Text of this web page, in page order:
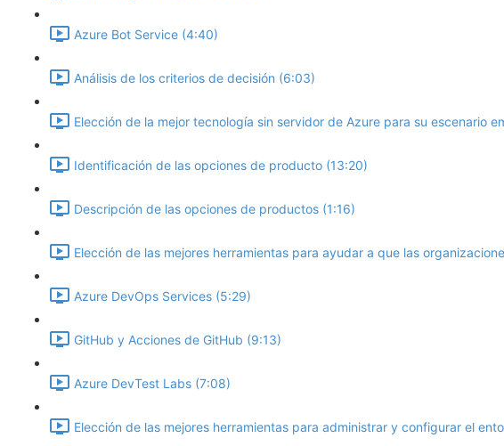
Azure Bot Service (4:40)
Análisis de los criterios de decisión (6:03)
Elección de la mejor tecnología sin servidor de Azure para su escenario
Identificación de las opciones de producto (13:20)
Descripción de las opciones de productos (1:16)
Elección de las mejores herramientas para ayudar a que las
Azure DevOps Services (5:29)
GitHub y Acciones de GitHub (9:13)
Azure DevTest Labs (7:08)
Elección de las mejores herramientas para administrar y configurar el